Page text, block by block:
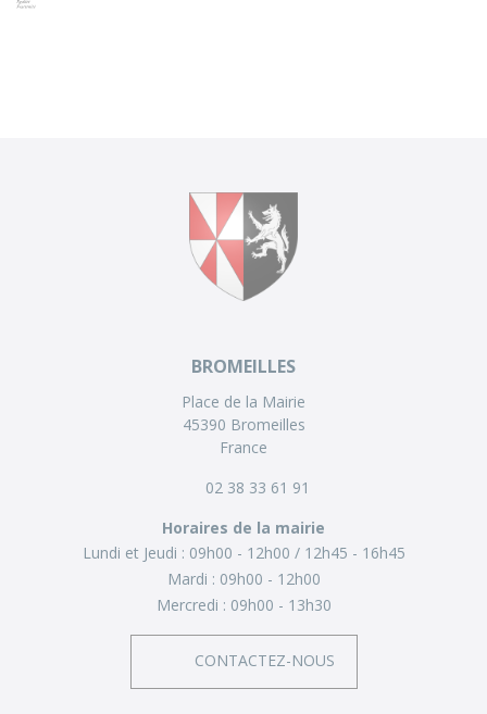
BROMEILLES
Place de la Mairie
45390 Bromeilles
France
02 38 33 61 91
Horaires de la mairie
Lundi et Jeudi : 09h00 - 12h00
12h45 - 16h45
Mardi : 09h00 - 12h00
Mercredi : 09h00 - 13h30
CONTACTEZ-NOUS